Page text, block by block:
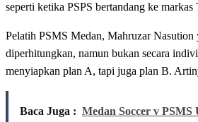
seperti ketika PSPS bertandang ke
Pelatih PSMS Medan, Mahruzar Nasution
diperhitungkan, namun bukan secara
menyiapkan plan A, tapi juga plan B.
Baca Juga : Medan Soccer v PSMS